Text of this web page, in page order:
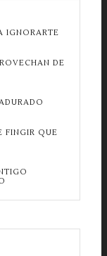
IGNORARTE
DE
FINGIR QUE